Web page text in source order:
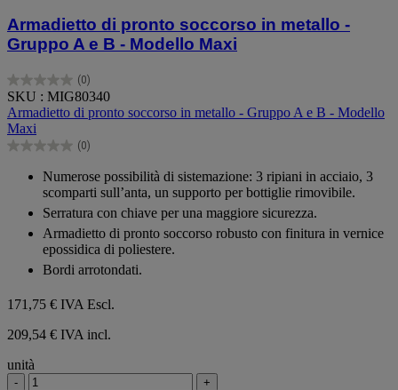
Armadietto di pronto soccorso in metallo -
Gruppo A e B - Modello Maxi
(0)
0.0
su
5
stelle.
SKU : MIG80340
Armadietto di pronto soccorso in metallo - Gruppo A e B - Modello
Maxi
(0)
0.0
Numerose possibilità di sistemazione: 3 ripiani in acciaio, 3
scomparti sull’anta, un supporto per bottiglie rimovibile.
Serratura con chiave per una maggiore sicurezza.
Armadietto di pronto soccorso robusto con finitura in vernice
epossidica di poliestere.
Bordi arrotondati.
171,75 € IVA Escl.
209,54 € IVA incl.
unità
- +